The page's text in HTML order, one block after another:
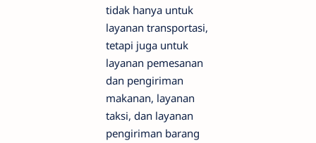
tidak hanya untuk
layanan transportasi,
tetapi juga untuk
layanan pemesanan
dan pengiriman
makanan, layanan
taksi, dan layanan
pengiriman barang